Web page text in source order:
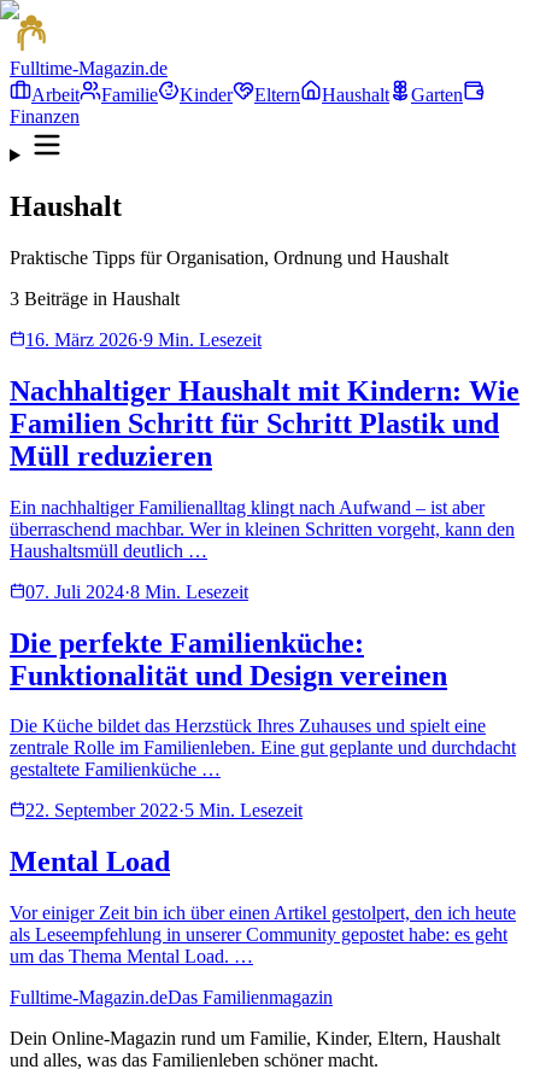
Fulltime-Magazin.de
Arbeit
Familie Kinder Eltern Haushalt
Garten
Finanzen
Haushalt
Praktische Tipps für Organisation, Ordnung und Haushalt
3 Beiträge in Haushalt
16. März 2026·9 Min. Lesezeit
Nachhaltiger Haushalt mit Kindern: Wie
Familien Schritt für Schritt Plastik und
Müll reduzieren
Ein nachhaltiger Familienalltag klingt nach Aufwand – ist aber
überraschend machbar. Wer in kleinen Schritten vorgeht, kann den
Haushaltsmüll deutlich …
07. Juli 2024·8 Min. Lesezeit
Die perfekte Familienküche:
Funktionalität und Design vereinen
Die Küche bildet das Herzstück Ihres Zuhauses und spielt eine
zentrale Rolle im Familienleben. Eine gut geplante und durchdacht
gestaltete Familienküche …
22. September 2022·5 Min. Lesezeit
Mental Load
Vor einiger Zeit bin ich über einen Artikel gestolpert, den ich heute
als Leseempfehlung in unserer Community gepostet habe: es geht
um das Thema Mental Load. …
Fulltime-Magazin.deDas Familienmagazin
Dein Online-Magazin rund um Familie, Kinder, Eltern, Haushalt
und alles, was das Familienleben schöner macht.